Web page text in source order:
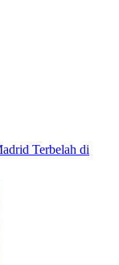
Terbelah di